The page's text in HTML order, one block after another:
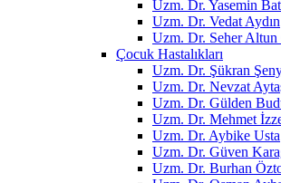
Uzm. Dr. Yasemin
Uzm. Dr. Vedat Aydın
Uzm. Dr. Seher Altun
Çocuk Hastalıkları
Uzm. Dr. Şükran
Uzm. Dr. Nevzat
Uzm. Dr. Gülden
Uzm. Dr. Mehmet
Uzm. Dr. Aybike Usta
Uzm. Dr. Güven
Uzm. Dr. Burhan